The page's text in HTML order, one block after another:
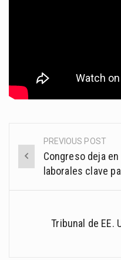
Post
navigation
PREVIOUS POST
Congreso deja
laborales clave
Tribunal de EE.